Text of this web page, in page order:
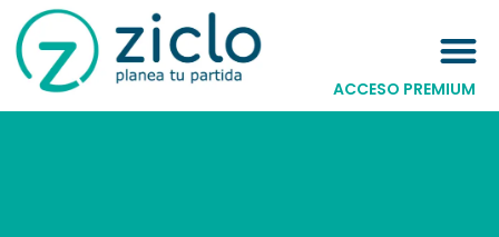
ACCESO PREMIUM